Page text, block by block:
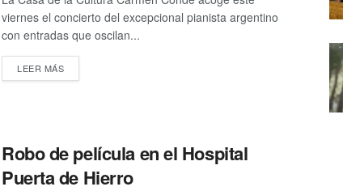
viernes el concierto del excepcional pianista argentino
con entradas que oscilan...
LEER MÁSDETAILS
Robo de película en el Hospital
Puerta de Hierro